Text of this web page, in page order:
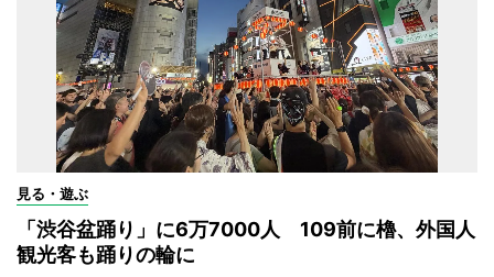
見る・遊ぶ
「渋谷盆踊り」に6万7000人 109前に櫓、外国人
観光客も踊りの輪に